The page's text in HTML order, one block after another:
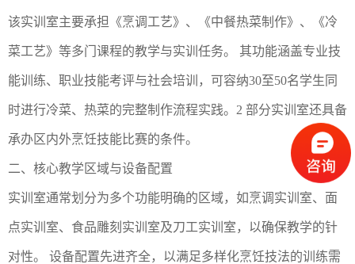
该实训室主要承担《烹调工艺》、《中餐热菜制作》、《冷
菜工艺》等多门课程的教学与实训任务。‌ 其功能涵盖专业技
能训练、职业技能考评与社会培训，可容纳30至50名学生同
时进行冷菜、热菜的完整制作流程实践。‌2 部分实训室还具备
承办区内外烹饪技能比赛的条件。
‌二、核心教学区域与设备配置‌
实训室通常划分为多个功能明确的区域，如烹调实训室、面
点实训室、食品雕刻实训室及刀工实训室，以确保教学的针
对性。 设备配置先进齐全，以满足多样化烹饪技法的训练需